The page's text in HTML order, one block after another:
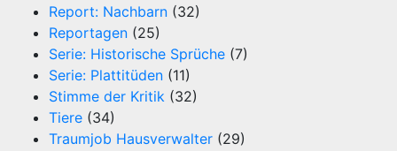
Report: Nachbarn (32)
Reportagen (25)
Serie: Historische Sprüche (7)
Serie: Plattitüden (11)
Stimme der Kritik (32)
Tiere (34)
Traumjob Hausverwalter (29)